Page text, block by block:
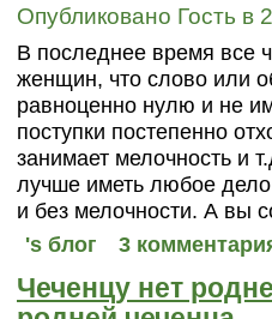
Опубликовано Гость в
В последнее время все
женщин, что слово или
равноценно нулю и не
поступки постепенно
занимает мелочность и
лучше иметь любое
и без мелочности. А вы
's блог
3
Чеченцу нет